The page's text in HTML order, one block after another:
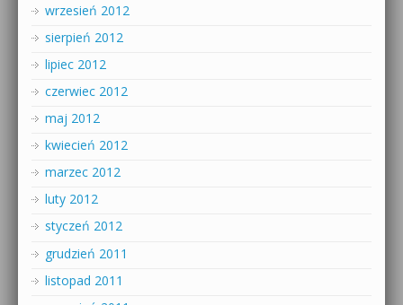
wrzesień 2012
sierpień 2012
lipiec 2012
czerwiec 2012
maj 2012
kwiecień 2012
marzec 2012
luty 2012
styczeń 2012
grudzień 2011
listopad 2011